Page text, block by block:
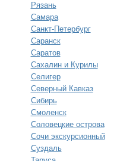
Рязань
Самара
Санкт-Петербург
Саранск
Саратов
Сахалин и Курилы
Селигер
Северный Кавказ
Сибирь
Смоленск
Соловецкие острова
Сочи экскурсионный
Суздаль